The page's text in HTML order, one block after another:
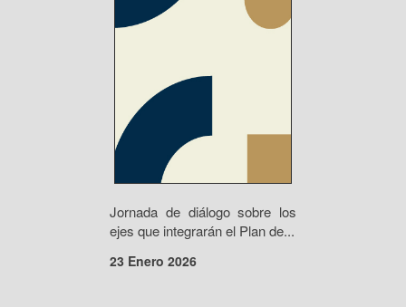
Jornada de diálogo sobre los
ejes que integrarán el Plan de...
23 Enero 2026